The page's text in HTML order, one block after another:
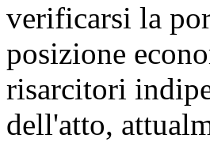
verificarsi la
posizione
risarcitori
dell'atto,